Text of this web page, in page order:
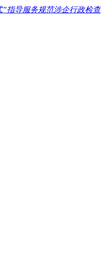
”指导服务规范涉企行政检查